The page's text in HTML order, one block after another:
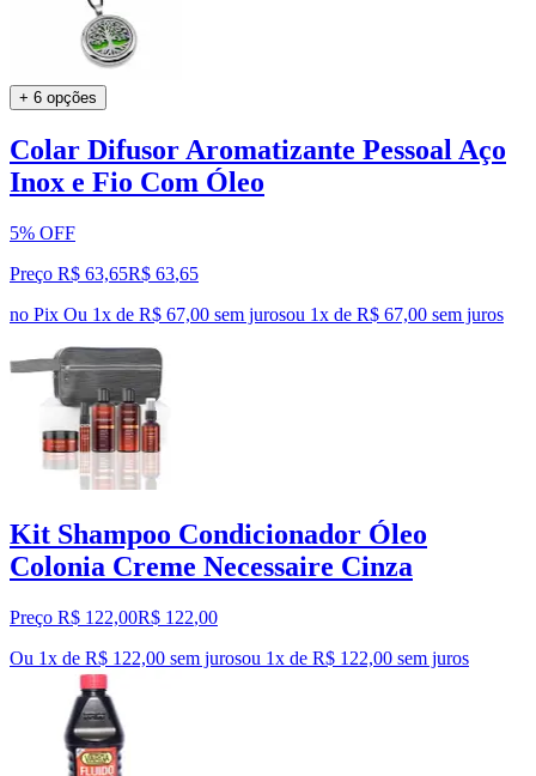
+ 6 opções
Colar Difusor Aromatizante Pessoal Aço
Inox e Fio Com Óleo
5% OFF
Preço R$ 63,65R$ 63,65
no Pix Ou 1x de R$ 67,00 sem jurosou 1x de R$ 67,00 sem juros
Kit Shampoo Condicionador Óleo
Colonia Creme Necessaire Cinza
Preço R$ 122,00R$ 122,00
Ou 1x de R$ 122,00 sem jurosou 1x de R$ 122,00 sem juros